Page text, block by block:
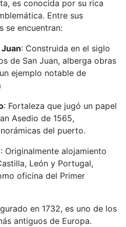
es conocida por su rica
Entre sus
se encuentran:​
: Construida en el siglo
de San Juan, alberga obras
ejemplo notable de
: Fortaleza que jugó un papel
Asedio de 1565,
del puerto.
: Originalmente alojamiento
León y Portugal,
oficina del Primer
en 1732, es uno de los
antiguos de Europa.